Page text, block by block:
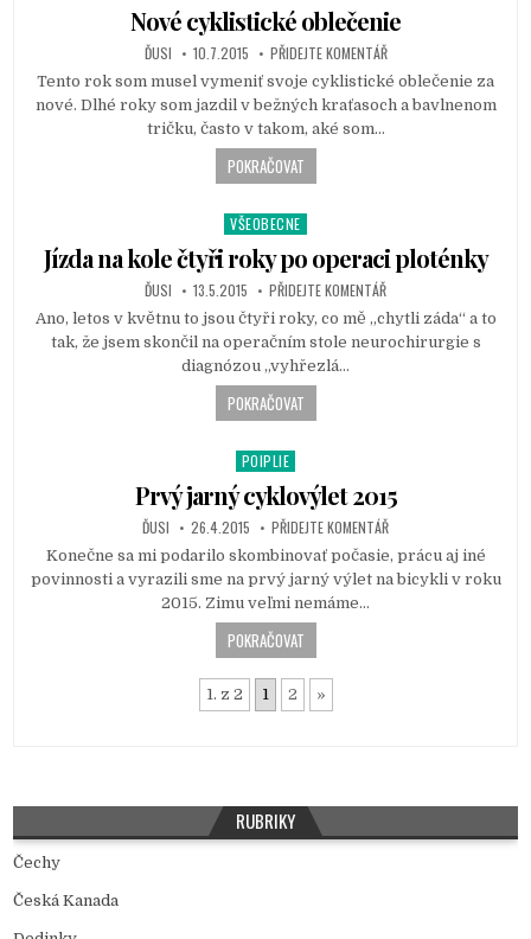
o
s
t
e
d
i
n
Nové cyklistické oblečenie
ĎUSI 10.7.2015 PŘIDEJTE KOMENTÁŘ
Tento rok som musel vymeniť svoje cyklistické oblečenie za
nové. Dlhé roky som jazdil v bežných kraťasoch a bavlnenom
tričku, často v takom, aké som…
POKRAČOVAT
P
s
t
e
d
i
n
VŠEOBECNE
Jízda na kole čtyři roky po operaci ploténky
ĎUSI 13.5.2015 PŘIDEJTE KOMENTÁŘ
Ano, letos v květnu to jsou čtyři roky, co mě „chytli záda“ a to
tak, že jsem skončil na operačním stole neurochirurgie s
diagnózou „vyhřezlá…
POKRAČOVAT
P
o
s
t
e
d
i
n
POIPLIE
Prvý jarný cyklovýlet 2015
ĎUSI 26.4.2015 PŘIDEJTE KOMENTÁŘ
Konečne sa mi podarilo skombinovať počasie, prácu aj iné
povinnosti a vyrazili sme na prvý jarný výlet na bicykli v roku
2015. Zimu veľmi nemáme…
POKRAČOVAT
1. z 2 1 2 »
RUBRIKY
Čechy
Česká Kanada